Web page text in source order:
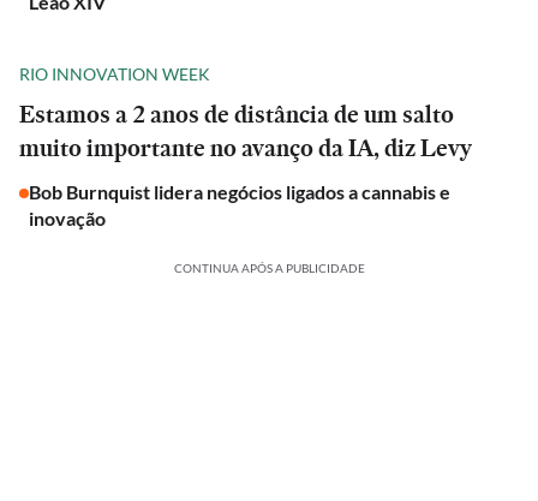
RIO INNOVATION WEEK
Estamos a 2 anos de distância de um salto
muito importante no avanço da IA, diz Levy
Bob Burnquist lidera negócios ligados a cannabis e
inovação
CONTINUA APÓS A PUBLICIDADE